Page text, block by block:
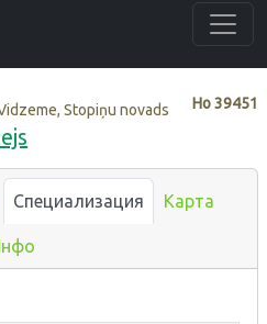
Нo39451
Stopiņu novads
Специализация Карта